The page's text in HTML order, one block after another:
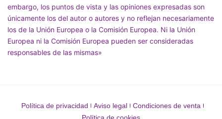
embargo, los puntos de vista y las opiniones expresadas son
únicamente los del autor o autores y no reflejan necesariamente
los de la Unión Europea o la Comisión Europea. Ni la Unión
Europea ni la Comisión Europea pueden ser consideradas
responsables de las mismas»
Política de privacidad Aviso legal
Condiciones de venta